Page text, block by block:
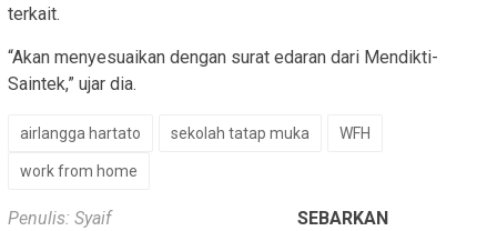
terkait.
“Akan menyesuaikan dengan surat edaran dari Mendikti-
Saintek,” ujar dia.
airlangga hartato sekolah tatap muka WFH
work from home
Penulis: Syaif
SEBARKAN